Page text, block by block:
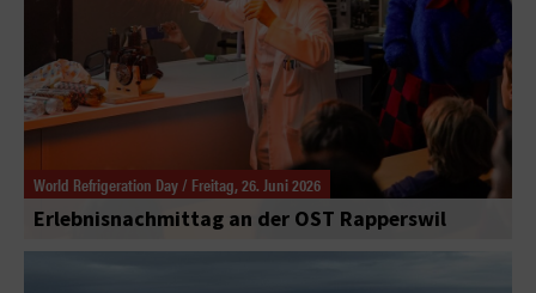
World Refrigeration Day / Freitag, 26. Juni 2026
Erlebnisnachmittag an der OST Rapperswil